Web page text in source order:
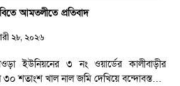
আমতলীতে প্রতিবাদ
২৮, ২০২৬
ইউনিয়নের ৩ নং ওয়ার্ডের কালীবাড়ীর
৩০ শতাংশ খাল নাল জমি দেখিয়ে বন্দোবস্ত…